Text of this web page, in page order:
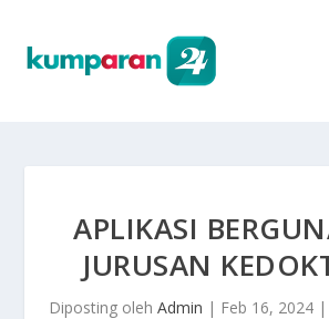
APLIKASI
JURUSAN
Diposting oleh Admin | Feb 16, 2024|